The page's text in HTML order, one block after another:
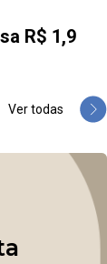
R$ 1,9
Ver todas